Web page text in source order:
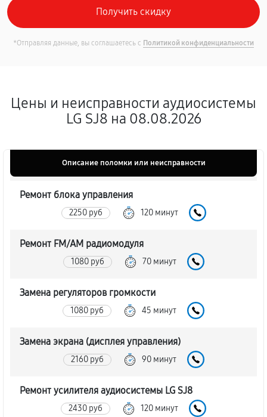
*Отправляя данные, вы соглашаетесь с Политикой конфиденциальности
Цены и неисправности аудиосистемы
LG SJ8 на 08.08.2026
Описание поломки или неисправности
Ремонт блока управления
2250 руб 120 минут
Ремонт FM/AM радиомодуля
1080 руб 70 минут
Замена регуляторов громкости
1080 руб 45 минут
Замена экрана (дисплея управления)
2160 руб 90 минут
Ремонт усилителя аудиосистемы LG SJ8
2430 руб 120 минут